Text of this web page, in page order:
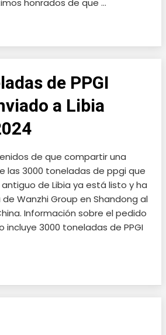
honrados de que …
de PPGI
a Libia
de que compartir una
las 3000 toneladas de ppgi que
de Libia ya está listo y ha
Wanzhi Group en Shandong al
Información sobre el pedido
incluye 3000 toneladas de PPGI